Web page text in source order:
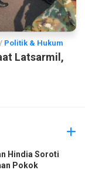
/ Politik & Hukum
Latsarmil,
Hindia Soroti
Pokok